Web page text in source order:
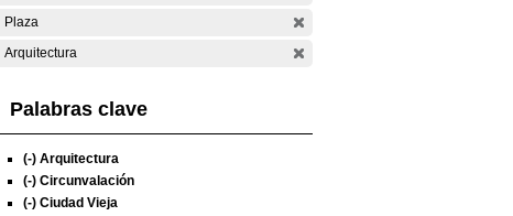
Plaza
Arquitectura
Palabras clave
(-) Arquitectura
(-) Circunvalación
(-) Ciudad Vieja